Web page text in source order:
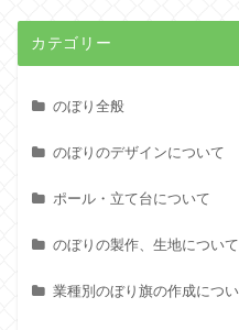
カテゴリー
のぼり全般
のぼりのデザインについて
ポール・立て台について
のぼりの製作、生地について
業種別のぼり旗の作成につ